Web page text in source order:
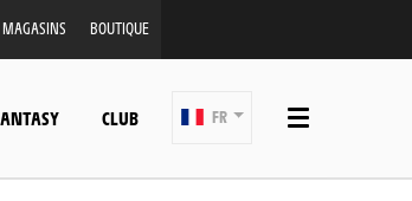
MAGASINS BOUTIQUE
CLUB FR